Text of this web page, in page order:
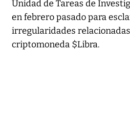
Unidad de Tareas de
en febrero pasado para
irregularidades
criptomoneda $Libra.